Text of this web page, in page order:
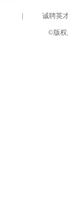
诚聘英
©版权